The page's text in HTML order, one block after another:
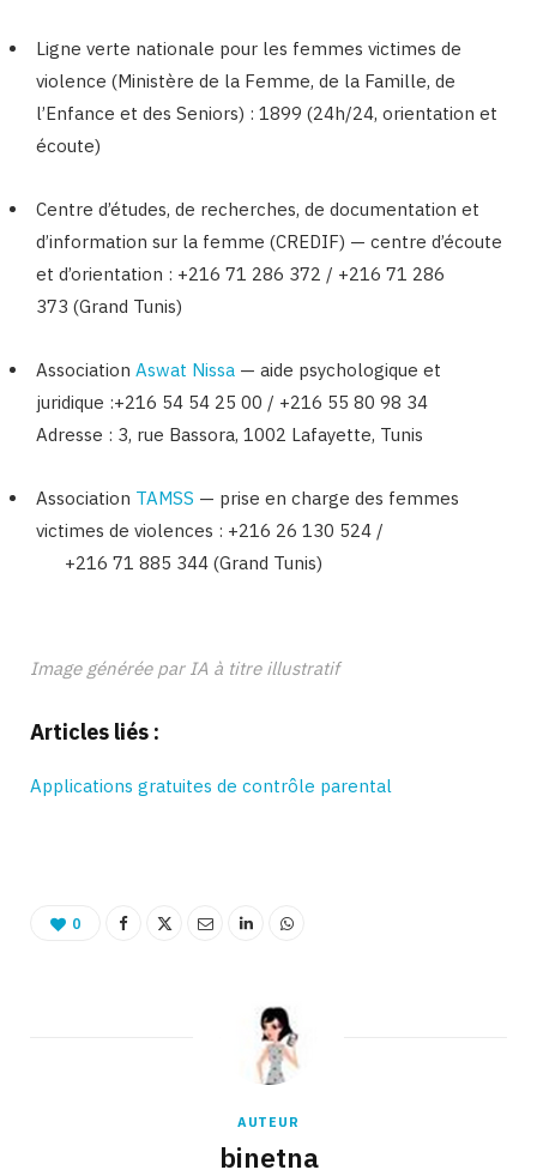
Ligne verte nationale pour les femmes victimes de
violence (Ministère de la Femme, de la Famille, de
l’Enfance et des Seniors) : 1899 (24h/24, orientation et
écoute)​
Centre d’études, de recherches, de documentation et
d’information sur la femme (CREDIF) — centre d’écoute
et d’orientation : +216 71 286 372 / +216 71 286
373 (Grand Tunis)
Association Aswat Nissa — aide psychologique et
juridique :+216 54 54 25 00 / +216 55 80 98 34
Adresse : 3, rue Bassora, 1002 Lafayette, Tunis​
Association TAMSS — prise en charge des femmes
victimes de violences : +216 26 130 524 /
+216 71 885 344 (Grand Tunis)​
Image générée par IA à titre illustratif
Articles liés :
Applications gratuites de contrôle parental
0
AUTEUR
binetna